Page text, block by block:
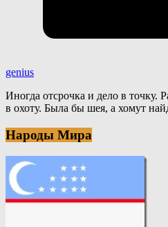
genius
Иногда отсрочка и дело в точку.
в охоту. Была бы шея, а хомут
Народы Мира